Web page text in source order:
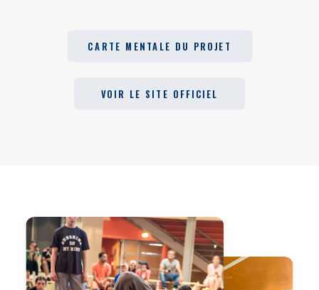
CARTE MENTALE DU PROJET
VOIR LE SITE OFFICIEL